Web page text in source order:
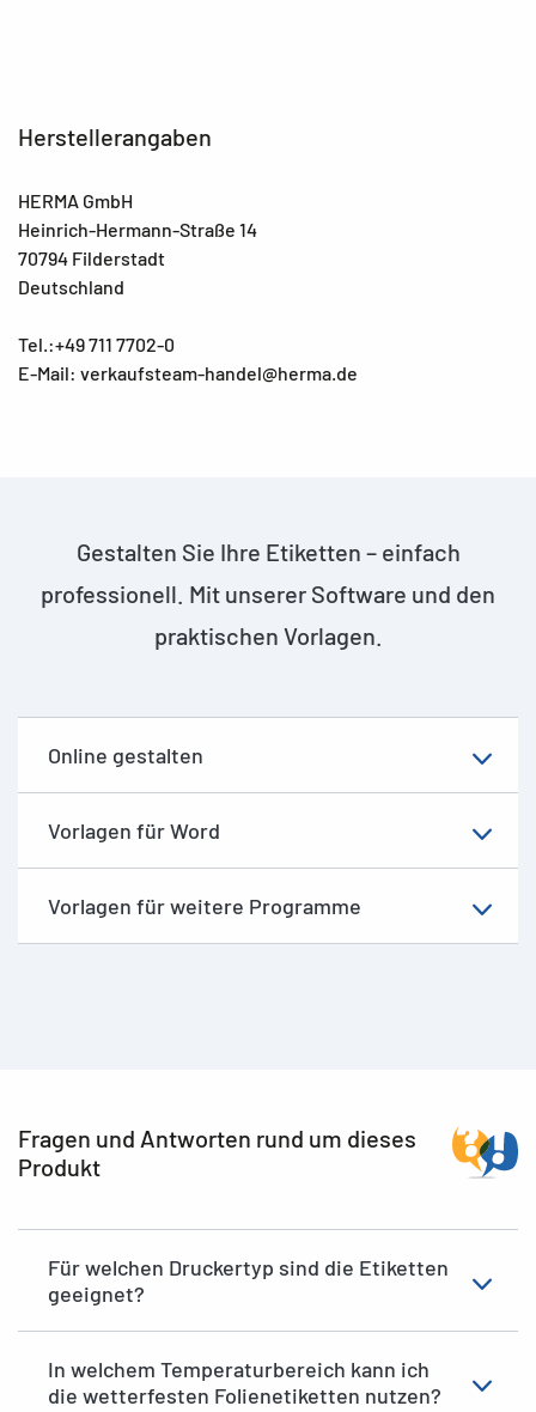
Herstellerangaben
HERMA GmbH
Heinrich-Hermann-Straße 14
70794 Filderstadt
Deutschland
Tel.:+49 711 7702-0
E-Mail: verkaufsteam-handel@herma.de
Gestalten Sie Ihre Etiketten – einfach
professionell. Mit unserer Software und den
praktischen Vorlagen.
Online gestalten
Vorlagen für Word
Vorlagen für weitere Programme
Fragen und Antworten rund um dieses
Produkt
Für welchen Druckertyp sind die Etiketten
geeignet?
In welchem Temperaturbereich kann ich
die wetterfesten Folienetiketten nutzen?